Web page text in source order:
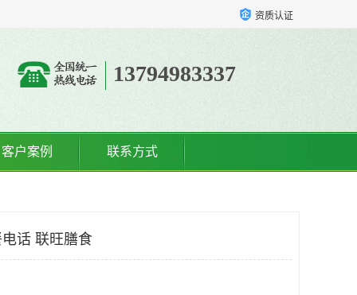
资质认证
13794983337
客户案例 联系方式
话 联旺膳食